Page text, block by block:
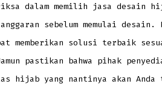
dalam memilih jasa desain
sebelum memulai
memberikan solusi terbaik
pastikan bahwa pihak
hijab yang nantinya akan Anda